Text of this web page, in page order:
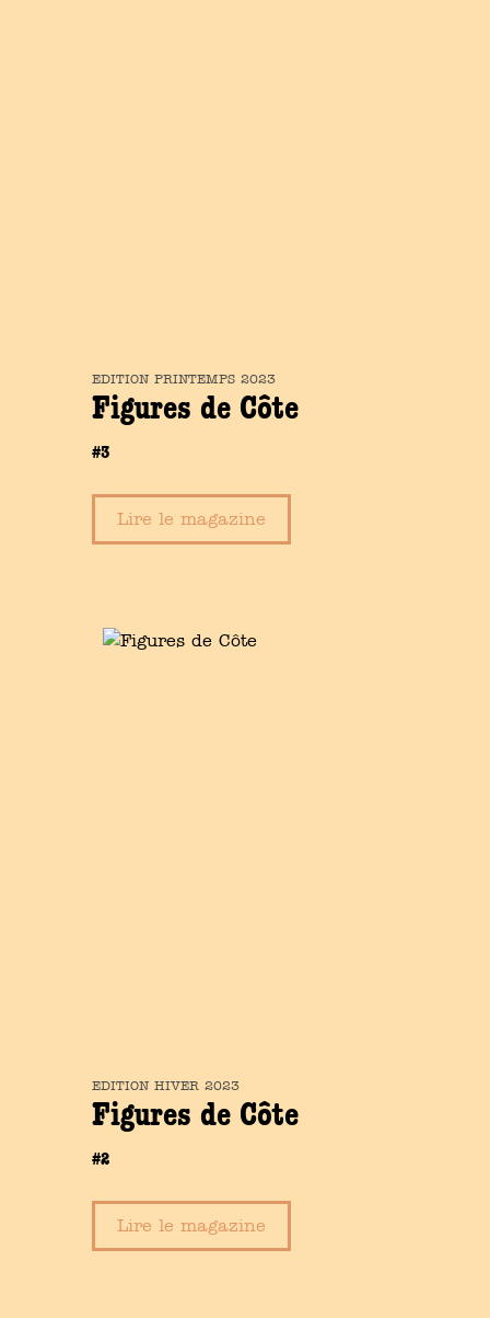
EDITION PRINTEMPS 2023
Figures de Côte
#3
Lire le magazine
EDITION HIVER 2023
Figures de Côte
#2
Lire le magazine